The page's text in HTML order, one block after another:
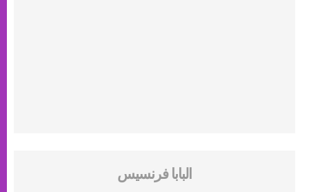
البابا فرنسيس